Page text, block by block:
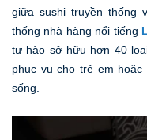
giữa sushi truyền thống
thống nhà hàng nổi tiếng
tự hào sở hữu hơn 40
phục vụ cho trẻ em
sống.